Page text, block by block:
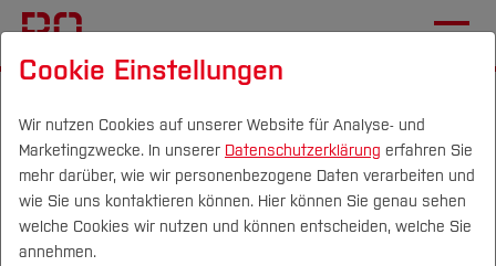
Campus Personen DE|EN Quicklinks
Fernplanspiel BO-Cash
Menü aufklappen
Cookie Einstellungen
Wir nutzen Cookies auf unserer Website für Analyse- und
Marketingzwecke. In unserer Datenschutzerklärung erfahren Sie
mehr darüber, wie wir personenbezogene Daten verarbeiten und
wie Sie uns kontaktieren können. Hier können Sie genau sehen
welche Cookies wir nutzen und können entscheiden, welche Sie
annehmen.